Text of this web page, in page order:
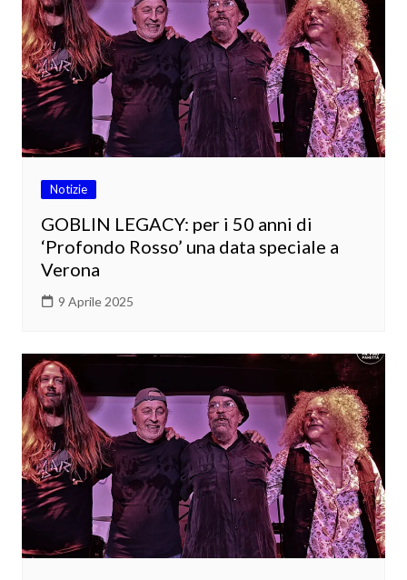
Notizie
GOBLIN LEGACY: per i 50 anni di
‘Profondo Rosso’ una data speciale a
Verona
9 Aprile 2025